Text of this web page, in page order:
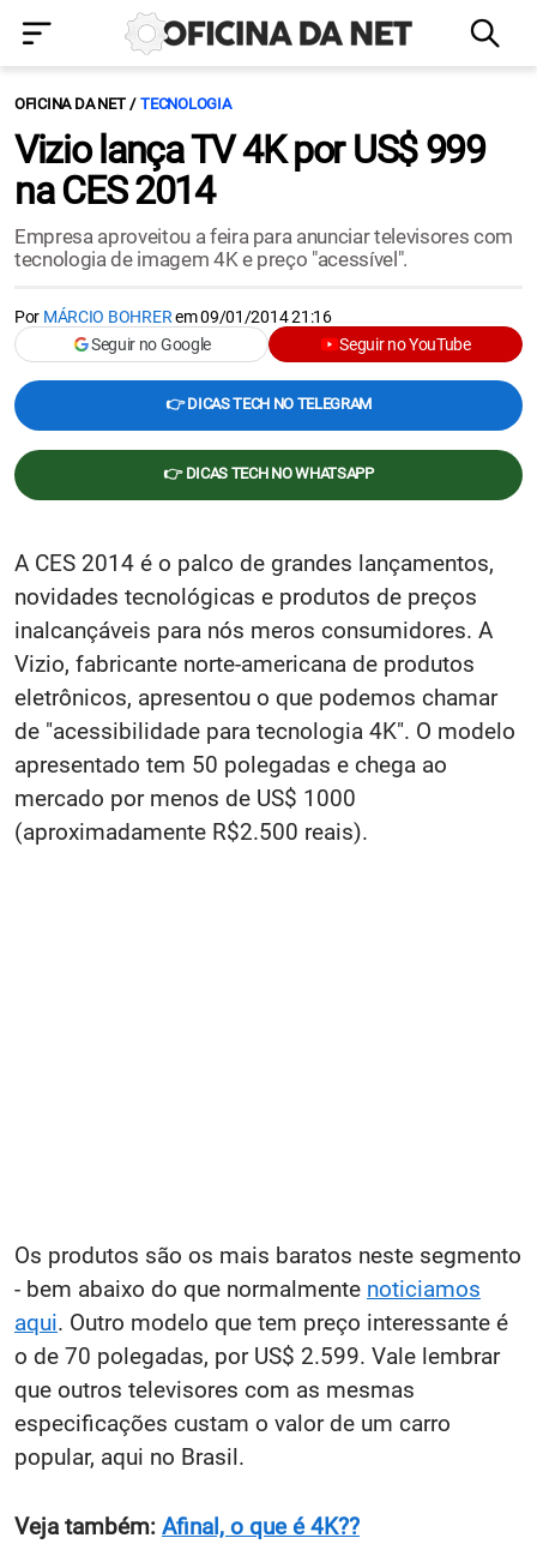
OFICINA DA NET TECNOLOGIA
Vizio lança TV 4K por US$ 999
na CES 2014
Empresa aproveitou a feira para anunciar televisores com
tecnologia de imagem 4K e preço "acessível".
Por MÁRCIO BOHRERem09/01/2014 21:16
Seguir no Google
Seguir no YouTube
👉 DICAS TECH NO TELEGRAM
👉 DICAS TECH NO WHATSAPP
A CES 2014 é o palco de grandes lançamentos,
novidades tecnológicas e produtos de preços
inalcançáveis para nós meros consumidores. A
Vizio, fabricante norte-americana de produtos
eletrônicos, apresentou o que podemos chamar
de "acessibilidade para tecnologia 4K". O modelo
apresentado tem 50 polegadas e chega ao
mercado por menos de US$ 1000
(aproximadamente R$2.500 reais).
Os produtos são os mais baratos neste segmento
- bem abaixo do que normalmente noticiamos
aqui. Outro modelo que tem preço interessante é
o de 70 polegadas, por US$ 2.599. Vale lembrar
que outros televisores com as mesmas
especificações custam o valor de um carro
popular, aqui no Brasil.
Veja também: Afinal, o que é 4K??